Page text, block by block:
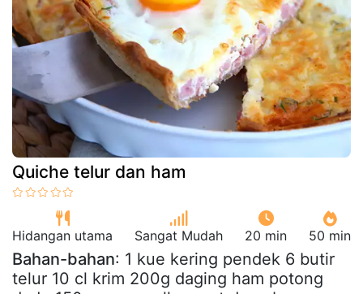
Quiche telur dan ham
Hidangan utama Sangat Mudah 20 min 50 min
Bahan-bahan: 1 kue kering pendek 6 butir
telur 10 cl krim 200g daging ham potong